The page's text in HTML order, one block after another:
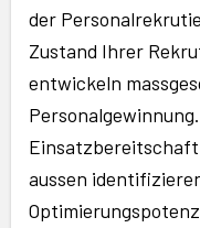
der
Zustand Ihrer
entwickeln
aussen